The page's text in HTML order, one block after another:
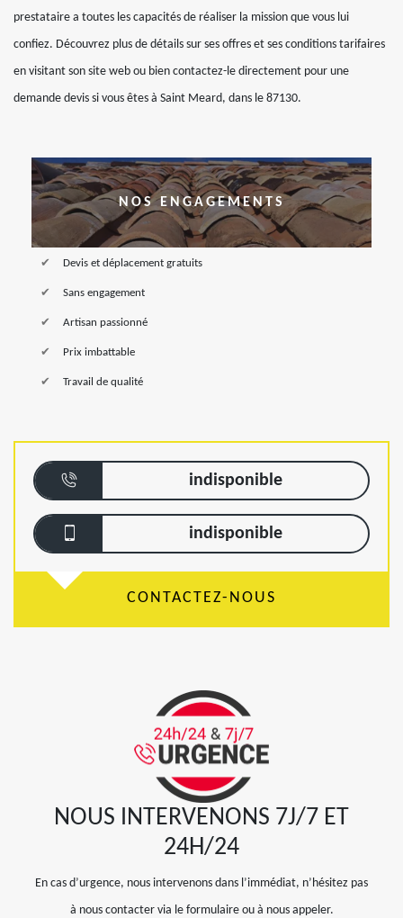
prestataire a toutes les capacités de réaliser la mission que vous lui
confiez. Découvrez plus de détails sur ses offres et ses conditions tarifaires
en visitant son site web ou bien contactez-le directement pour une
demande devis si vous êtes à Saint Meard, dans le 87130.
NOS ENGAGEMENTS
Devis et déplacement gratuits
Sans engagement
Artisan passionné
Prix imbattable
Travail de qualité
indisponible
indisponible
CONTACTEZ-NOUS
NOUS INTERVENONS 7J/7 ET
24H/24
En cas d’urgence, nous intervenons dans l’immédiat, n’hésitez pas
à nous contacter via le formulaire ou à nous appeler.